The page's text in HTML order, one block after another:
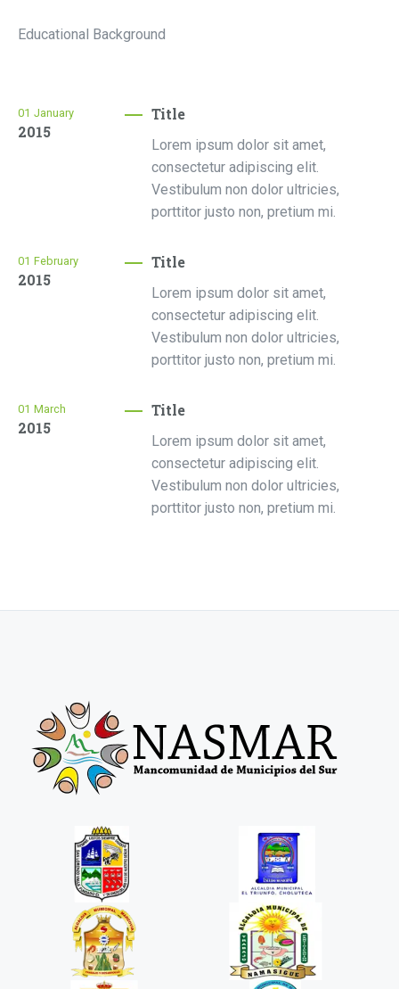
Educational Background
01 January
2015
Title
Lorem ipsum dolor sit amet,
consectetur adipiscing elit.
Vestibulum non dolor ultricies,
porttitor justo non, pretium mi.
01 February
2015
Title
Lorem ipsum dolor sit amet,
consectetur adipiscing elit.
Vestibulum non dolor ultricies,
porttitor justo non, pretium mi.
01 March
2015
Title
Lorem ipsum dolor sit amet,
consectetur adipiscing elit.
Vestibulum non dolor ultricies,
porttitor justo non, pretium mi.